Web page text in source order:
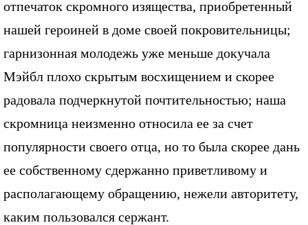
отпечаток скромного изящества, приобретенный
нашей героиней в доме своей покровительницы;
гарнизонная молодежь уже меньше докучала
Мэйбл плохо скрытым восхищением и скорее
радовала подчеркнутой почтительностью; наша
скромница неизменно относила ее за счет
популярности своего отца, но то была скорее дань
ее собственному сдержанно приветливому и
располагающему обращению, нежели авторитету,
каким пользовался сержант.